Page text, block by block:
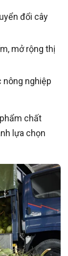
đổi cây
mở rộng thị
nông nghiệp
chất
lựa chọn